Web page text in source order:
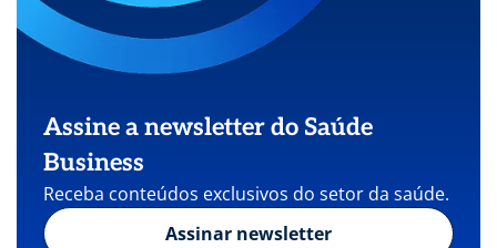
Assine a newsletter do Saúde
Business
Receba conteúdos exclusivos do setor da saúde.
Assinar newsletter